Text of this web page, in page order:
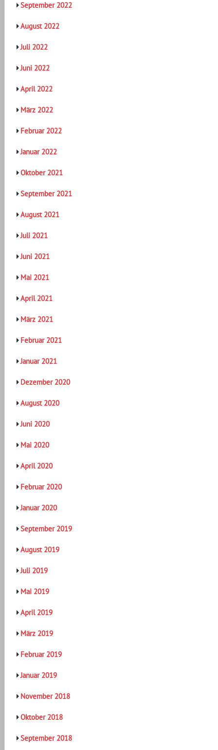
September 2022
August 2022
Juli 2022
Juni 2022
April 2022
März 2022
Februar 2022
Januar 2022
Oktober 2021
September 2021
August 2021
Juli 2021
Juni 2021
Mai 2021
April 2021
März 2021
Februar 2021
Januar 2021
Dezember 2020
August 2020
Juni 2020
Mai 2020
April 2020
Februar 2020
Januar 2020
September 2019
August 2019
Juli 2019
Mai 2019
April 2019
März 2019
Februar 2019
Januar 2019
November 2018
Oktober 2018
September 2018